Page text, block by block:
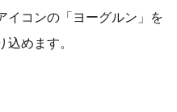
イコンの「ヨーグルン」を
めます。